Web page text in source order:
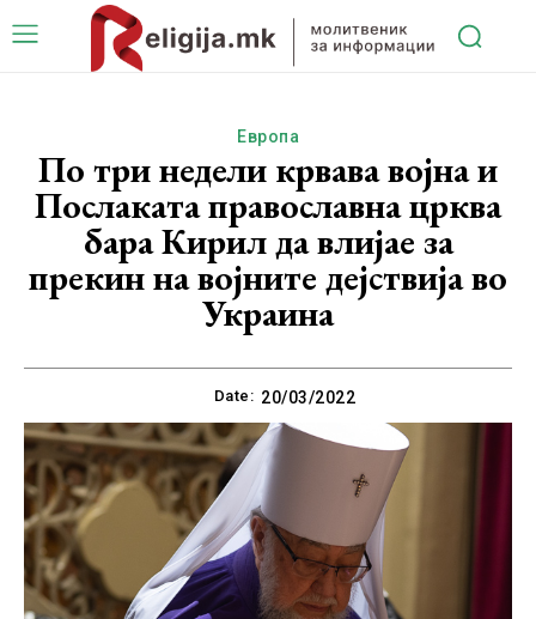
Европа
По три недели крвава војна и
Послаката православна црква
бара Кирил да влијае за
прекин на војните дејствија во
Украина
Date: 20/03/2022